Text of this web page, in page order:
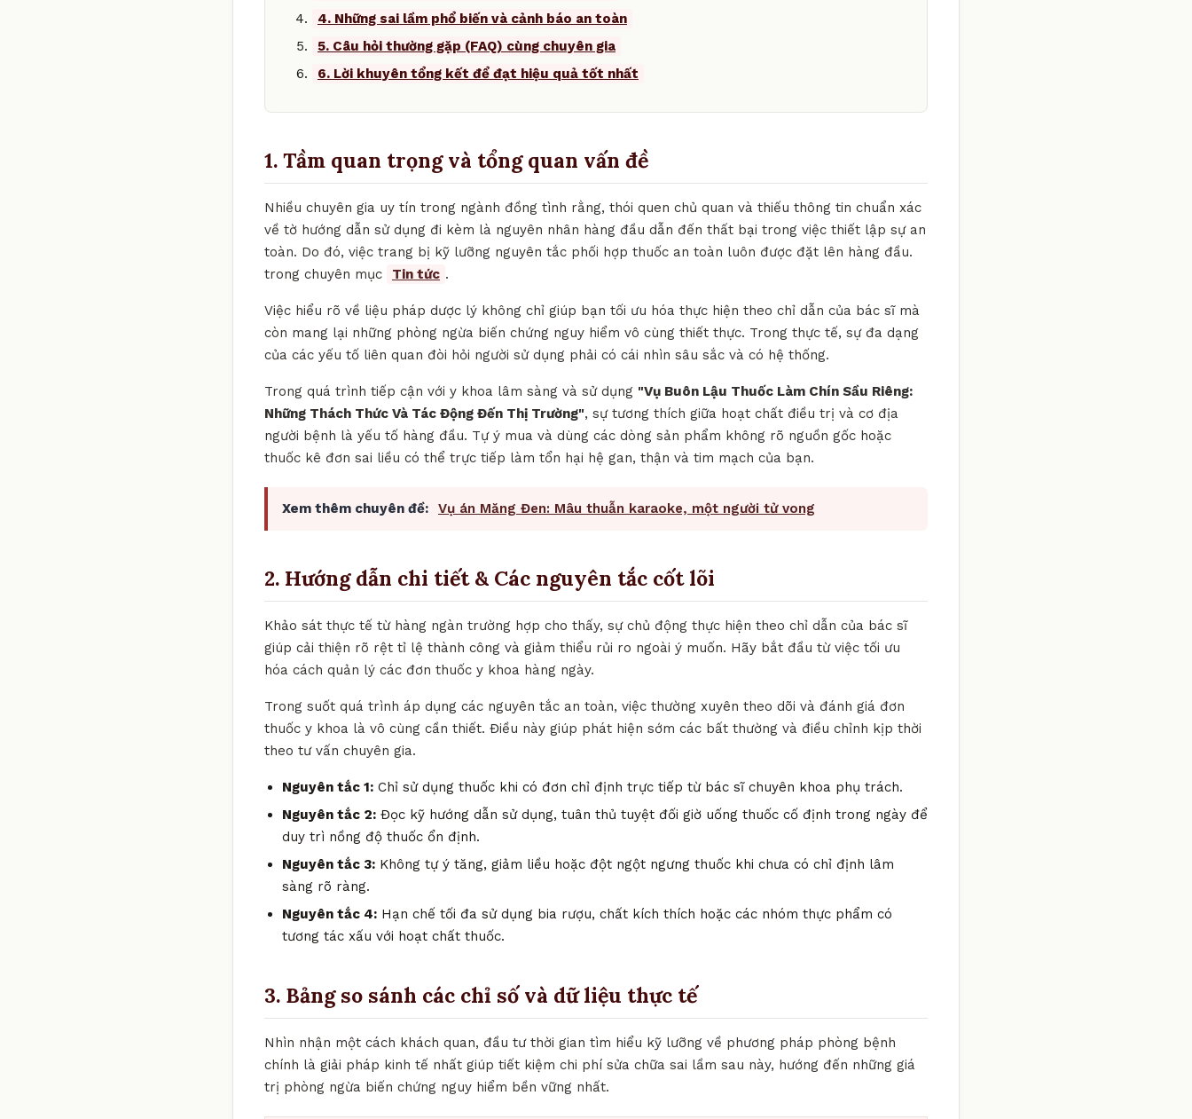
4. Những sai lầm phổ biến và cảnh báo an toàn
5. Câu hỏi thường gặp (FAQ) cùng chuyên gia
6. Lời khuyên tổng kết để đạt hiệu quả tốt nhất
1. Tầm quan trọng và tổng quan vấn đề
Nhiều chuyên gia uy tín trong ngành đồng tình rằng, thói quen chủ quan và thiếu thông tin chuẩn xác
về tờ hướng dẫn sử dụng đi kèm là nguyên nhân hàng đầu dẫn đến thất bại trong việc thiết lập sự an
toàn. Do đó, việc trang bị kỹ lưỡng nguyên tắc phối hợp thuốc an toàn luôn được đặt lên hàng đầu.
trong chuyên mục
Tin tức .
Việc hiểu rõ về liệu pháp dược lý không chỉ giúp bạn tối ưu hóa thực hiện theo chỉ dẫn của bác sĩ mà
còn mang lại những phòng ngừa biến chứng nguy hiểm vô cùng thiết thực. Trong thực tế, sự đa dạng
của các yếu tố liên quan đòi hỏi người sử dụng phải có cái nhìn sâu sắc và có hệ thống.
Trong quá trình tiếp cận với y khoa lâm sàng và sử dụng "Vụ Buôn Lậu Thuốc Làm Chín Sầu Riêng:
Những Thách Thức Và Tác Động Đến Thị Trường", sự tương thích giữa hoạt chất điều trị và cơ địa
người bệnh là yếu tố hàng đầu. Tự ý mua và dùng các dòng sản phẩm không rõ nguồn gốc hoặc
thuốc kê đơn sai liều có thể trực tiếp làm tổn hại hệ gan, thận và tim mạch của bạn.
Xem thêm chuyên đề: Vụ án Măng Đen: Mâu thuẫn karaoke, một người tử vong
2. Hướng dẫn chi tiết & Các nguyên tắc cốt lõi
Khảo sát thực tế từ hàng ngàn trường hợp cho thấy, sự chủ động thực hiện theo chỉ dẫn của bác sĩ
giúp cải thiện rõ rệt tỉ lệ thành công và giảm thiểu rủi ro ngoài ý muốn. Hãy bắt đầu từ việc tối ưu
hóa cách quản lý các đơn thuốc y khoa hàng ngày.
Trong suốt quá trình áp dụng các nguyên tắc an toàn, việc thường xuyên theo dõi và đánh giá đơn
thuốc y khoa là vô cùng cần thiết. Điều này giúp phát hiện sớm các bất thường và điều chỉnh kịp thời
theo tư vấn chuyên gia.
Nguyên tắc 1: Chỉ sử dụng thuốc khi có đơn chỉ định trực tiếp từ bác sĩ chuyên khoa phụ trách.
Nguyên tắc 2: Đọc kỹ hướng dẫn sử dụng, tuân thủ tuyệt đối giờ uống thuốc cố định trong ngày để
duy trì nồng độ thuốc ổn định.
Nguyên tắc 3: Không tự ý tăng, giảm liều hoặc đột ngột ngưng thuốc khi chưa có chỉ định lâm
sàng rõ ràng.
Nguyên tắc 4: Hạn chế tối đa sử dụng bia rượu, chất kích thích hoặc các nhóm thực phẩm có
tương tác xấu với hoạt chất thuốc.
3. Bảng so sánh các chỉ số và dữ liệu thực tế
Nhìn nhận một cách khách quan, đầu tư thời gian tìm hiểu kỹ lưỡng về phương pháp phòng bệnh
chính là giải pháp kinh tế nhất giúp tiết kiệm chi phí sửa chữa sai lầm sau này, hướng đến những giá
trị phòng ngừa biến chứng nguy hiểm bền vững nhất.